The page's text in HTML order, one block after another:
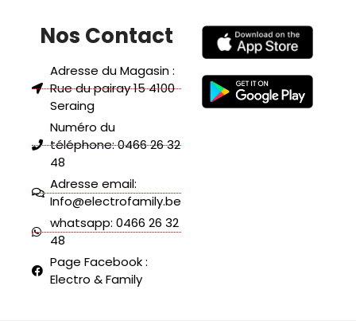
Nos Contact
Adresse du Magasin :
Rue du pairay 15 4100
Seraing
Numéro du
téléphone: 0466 26 32
48
Adresse email:
Info@electrofamily.be
whatsapp: 0466 26 32
48
Page Facebook :
Electro & Family